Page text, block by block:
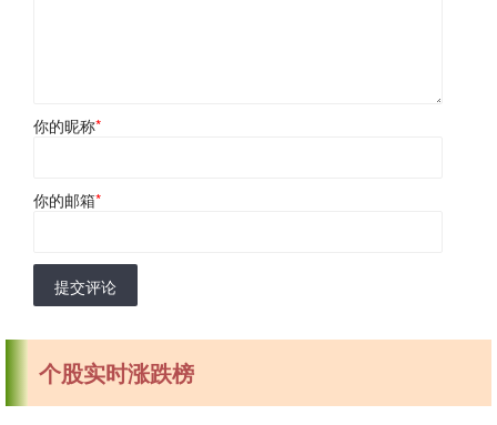
你的昵称*
你的邮箱*
提交评论
个股实时涨跌榜